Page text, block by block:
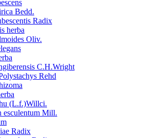
Bedd.
Radix
herba
Oliv.
C.H.Wright
Rehd
(L.f.)Willci.
esculentum Mill.
Radix